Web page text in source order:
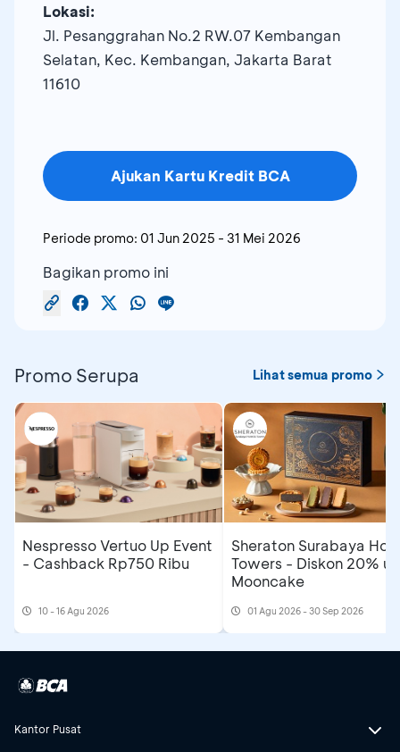
Lokasi:
Jl. Pesanggrahan No.2 RW.07 Kembangan
Selatan, Kec. Kembangan, Jakarta Barat
11610
Ajukan Kartu Kredit BCA
Periode promo: 01 Jun 2025 - 31 Mei 2026
Bagikan promo ini
Promo Serupa Lihat semua promo
Nespresso Vertuo Up Event
- Cashback Rp750 Ribu
10 - 16 Agu 2026
Sheraton Surabaya
Towers - Diskon 20%
Mooncake
01 Agu 2026 - 30 Sep 2026
Kantor Pusat